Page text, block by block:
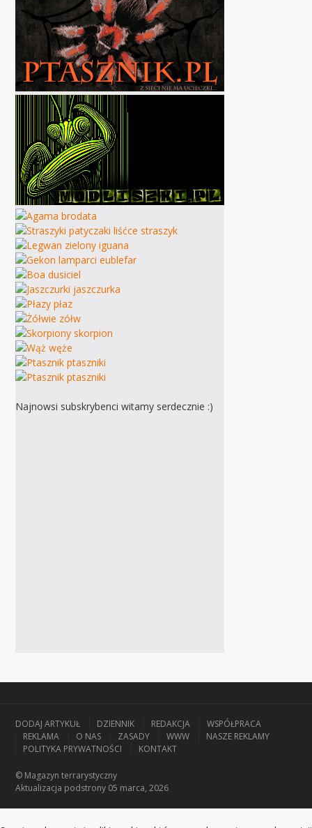
Najnowsi subskrybenci witamy serdecznie :)
DODAJ ARTYKUŁ DZIENNIK REDAKCJA
WSPÓŁPRACA
REKLAMA
O NAS ZASADY WWW
NASZE REKLAMY
POLITYKA PRYWATNOŚCI
KONTAKT
© Magazyn terrarystyczny
Aktualizacja podstrony 05 marca, 2026